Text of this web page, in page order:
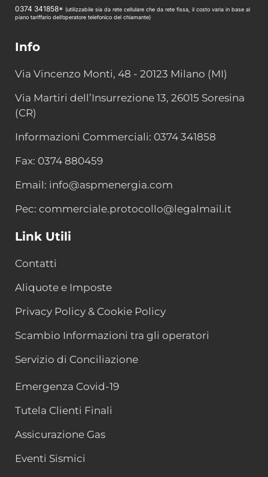
0374 341858* (utilizzabile sia da rete cellulare che da rete fissa, il costo varia in base al
piano tariffario dell’operatore telefonico del chiamante)
Info
Via Vincenzo Monti, 48 - 20123 Milano (MI)
Via Martiri dell’Insurrezione 13, 26015 Soresina
(CR)
Informazioni Commerciali: 0374 341858
Fax: 0374 880459
Email: info@aspmenergia.com
Pec: commerciale.protocollo@legalmail.it
Link Utili
Contatti
Aliquote e Imposte
Privacy Policy & Cookie Policy
Scambio Informazioni tra gli operatori
Servizio di Conciliazione
Emergenza Covid-19
Tutela Clienti Finali
Assicurazione Gas
Eventi Sismici